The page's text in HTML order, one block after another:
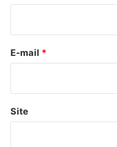
*
E-mail *
Site